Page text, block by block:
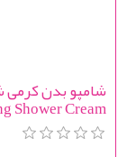
Shower Cream